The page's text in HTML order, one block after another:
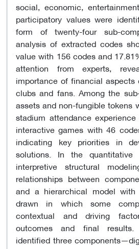
social, economic,
participatory values were
form of twenty-four sub-
analysis of extracted codes
value with 156 codes and
attention from experts,
importance of financial
clubs and fans. Among the
assets and non-fungible tokens
stadium attendance
interactive games with 46
indicating key priorities in
solutions. In the
interpretive structural
relationships between
and a hierarchical model
drawn in which some
contextual and driving
outcomes and final results.
identified three